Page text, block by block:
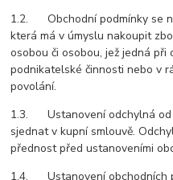
1.2. Obchodní podmínky se
která má v úmyslu nakoupit
osobou či osobou, jež jedná při
podnikatelské činnosti nebo v
povolání.
1.3. Ustanovení odchylná od
sjednat v kupní smlouvě.
přednost před ustanoveními
1.4. Ustanovení obchodních